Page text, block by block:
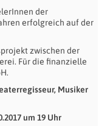
der
erfolgreich auf der
zwischen der
Für die finanzielle
Musiker
um 19 Uhr